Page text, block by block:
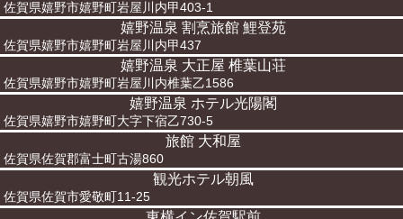
佐賀県嬉野市嬉野町岩屋川内甲403-1
嬉野温泉 割烹旅館 鯉登苑
佐賀県嬉野市嬉野町岩屋川内甲437
嬉野温泉 大正屋 椎葉山荘
佐賀県嬉野市嬉野町岩屋川内椎葉乙1586
嬉野温泉 ホテル光陽閣
佐賀県嬉野市嬉野町大字下宿乙730-5
旅館 大和屋
佐賀県佐賀郡富士町古湯860
観光ホテル朝風
佐賀県佐賀市愛敬町11-25